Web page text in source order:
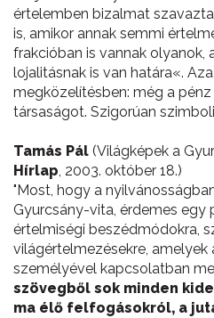
értelemben bizalmat
is, amikor annak semmi
frakcióban is vannak olyanok,
lojalitásnak is van határa«.
megközelítésben: még a
társaságot. Szigorúan
Tamás Pál (Világképek a
Hírlap, 2003. október 18.)
"Most, hogy a
Gyurcsány-vita, érdemes egy
értelmiségi beszédmódokra,
világértelmezésekre, amelyek
személyével kapcsolatban
szövegből sok minden
ma élő felfogásokról, a